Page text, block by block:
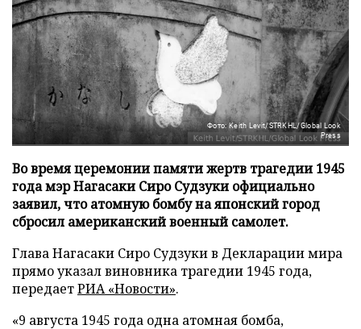
Фото: Keith Levit/STRKHL/Global Look
Press
Во время церемонии памяти жертв трагедии 1945
года мэр Нагасаки Сиро Судзуки официально
заявил, что атомную бомбу на японский город
сбросил американский военный самолет.
Глава Нагасаки Сиро Судзуки в Декларации мира
прямо указал виновника трагедии 1945 года,
передаетРИА «Новости».
«9 августа 1945 года одна атомная бомба,